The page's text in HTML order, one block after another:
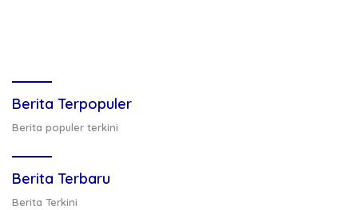
Berita Terpopuler
Berita populer terkini
Berita Terbaru
Berita Terkini